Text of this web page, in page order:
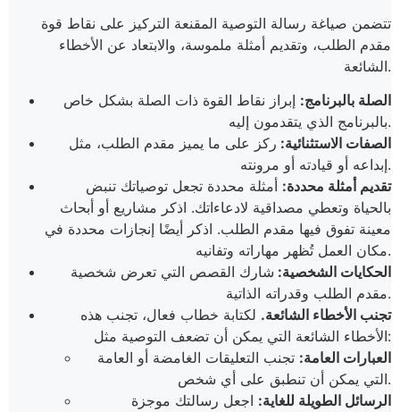
تتضمن صياغة رسالة التوصية المقنعة التركيز على نقاط قوة
مقدم الطلب، وتقديم أمثلة ملموسة، والابتعاد عن الأخطاء
الشائعة.
الصلة بالبرنامج: إبراز نقاط القوة ذات الصلة بشكل خاص
بالبرنامج الذي يتقدمون إليه.
الصفات الاستثنائية: ركز على ما يميز مقدم الطلب، مثل
إبداعه أو قيادته أو مرونته.
تقديم أمثلة محددة: أمثلة محددة تجعل توصياتك تنبض
بالحياة وتعطي مصداقية لادعاءاتك. اذكر مشاريع أو أبحاث
معينة تفوق فيها مقدم الطلب. اذكر أيضًا إنجازات محددة في
مكان العمل تُظهر مهاراته وتفانيه.
الحكايات الشخصية: شارك القصص التي تعرض شخصية
مقدم الطلب وقدراته الذاتية.
تجنب الأخطاء الشائعة. لكتابة خطاب فعال، تجنب هذه
الأخطاء الشائعة التي يمكن أن تضعف التوصية مثل:
العبارات العامة: تجنب التعليقات الغامضة أو العامة
التي يمكن أن تنطبق على أي شخص.
الرسائل الطويلة للغاية: اجعل رسالتك موجزة